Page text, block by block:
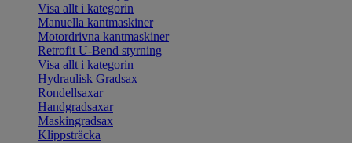
Visa allt i kategorin
Manuella kantmaskiner
Motordrivna kantmaskiner
Retrofit U-Bend styrning
Visa allt i kategorin
Hydraulisk Gradsax
Rondellsaxar
Handgradsaxar
Maskingradsax
Klippsträcka